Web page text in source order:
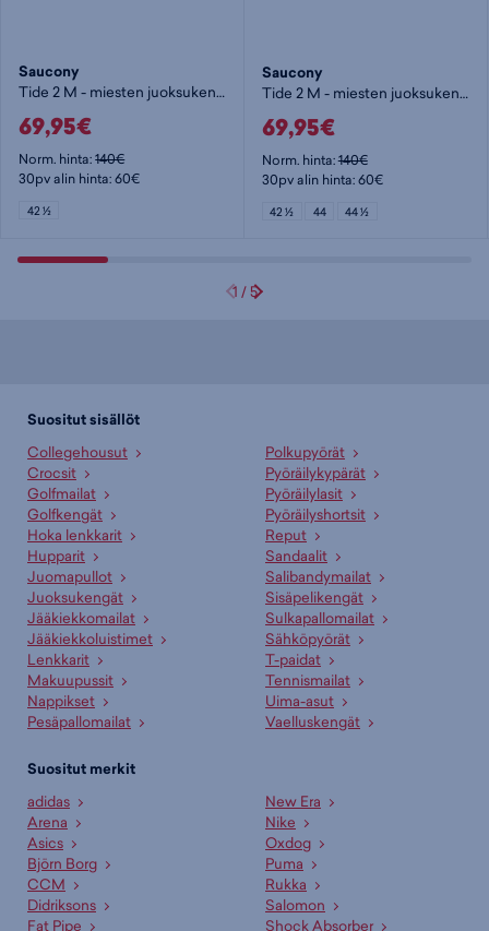
Saucony
Tide 2 M - miesten juoksukengät
69,95€
Norm. hinta:140€
30pv alin hinta: 60€
42 ½
Saucony
Tide 2 M - miesten juoksukengät
69,95€
Norm. hinta:140€
30pv alin hinta: 60€
42 ½ 44 44 ½
1 /5
Suositut sisällöt
Collegehousut
Crocsit
Golfmailat
Golfkengät
Hoka lenkkarit
Hupparit
Juomapullot
Juoksukengät
Jääkiekkomailat
Jääkiekkoluistimet
Lenkkarit
Makuupussit
Nappikset
Pesäpallomailat
Polkupyörät
Pyöräilykypärät
Pyöräilylasit
Pyöräilyshortsit
Reput
Sandaalit
Salibandymailat
Sisäpelikengät
Sulkapallomailat
Sähköpyörät
T-paidat
Tennismailat
Uima-asut
Vaelluskengät
Suositut merkit
adidas
Arena
Asics
Björn Borg
CCM
Didriksons
Fat Pipe
New Era
Nike
Oxdog
Puma
Rukka
Salomon
Shock Absorber